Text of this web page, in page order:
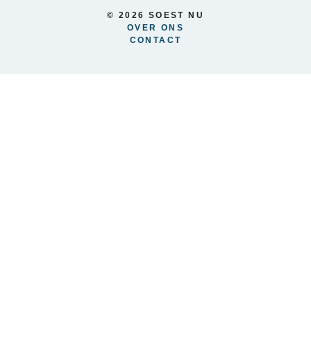
© 2026 SOEST NU
OVER ONS
CONTACT